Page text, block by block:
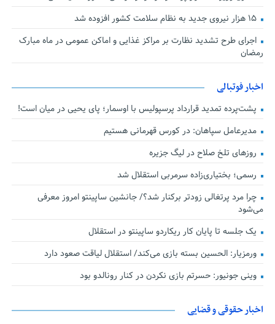
۱۵ هزار نیروی جدید به نظام سلامت کشور افزوده شد
اجرای طرح تشدید نظارت بر مراکز غذایی و اماکن عمومی در ماه مبارک
رمضان
اخبار فوتبالی
پشت‌پرده تمدید قرارداد پرسپولیس با اوسمار؛ پای یحیی در میان است!
مدیرعامل سپاهان: در کورس قهرمانی هستیم
روزهای تلخ صلاح در لیگ جزیره
رسمی؛ بختیاری‌زاده سرمربی استقلال شد
چرا مرد پرتغالی زودتر برکنار شد؟/ جانشین ساپینتو امروز معرفی
می‌شود
یک جلسه تا پایان کار ریکاردو ساپینتو در استقلال
ورمزیار: الحسین بسته بازی می‌کند/ استقلال لیاقت صعود دارد
وینی جونیور: حسرتم بازی نکردن در کنار رونالدو بود
اخبار حقوقی و قضایی